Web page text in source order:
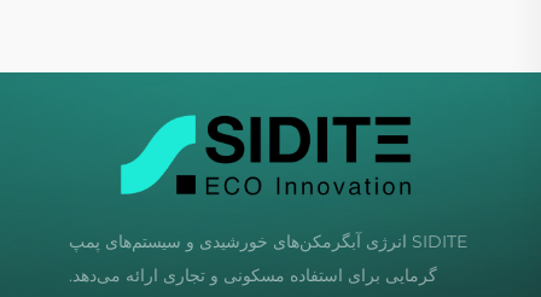
SIDITE انرژی آبگرمکن‌های خورشیدی و سیستم‌های پمپ
گرمایی برای استفاده مسکونی و تجاری ارائه می‌دهد.